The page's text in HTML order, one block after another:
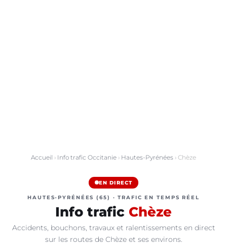
Accueil › Info trafic Occitanie › Hautes-Pyrénées › Chèze
EN DIRECT
HAUTES-PYRÉNÉES (65) · TRAFIC EN TEMPS RÉEL
Info trafic Chèze
Accidents, bouchons, travaux et ralentissements en direct
sur les routes de Chèze et ses environs.